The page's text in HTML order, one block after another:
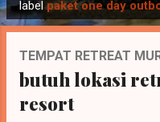
o
s
labelpaket one day
TEMPAT RETREAT
butuh lokasi
resort